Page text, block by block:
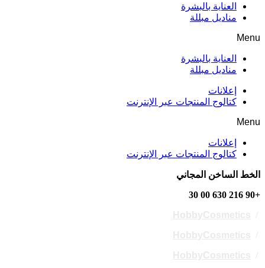
العناية بالبشرة
مناديل مبللة
Menu
العناية بالبشرة
مناديل مبللة
إعلانات
كتالوج المنتجات عبر الإنترنت
Menu
إعلانات
كتالوج المنتجات عبر الإنترنت
الخط الساخن المجاني
+90 216 630 00 30